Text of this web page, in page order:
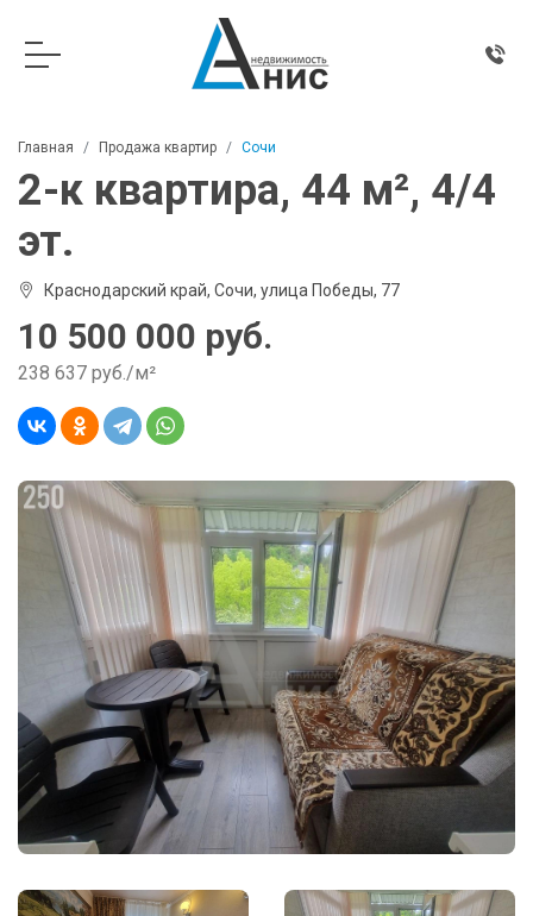
Главная Продажа квартир Сочи
2-к квартира, 44 м², 4/4
эт.
Краснодарский край, Сочи, улица Победы, 77
10 500 000 руб.
238 637 руб./м²